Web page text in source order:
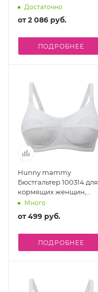
белый
Достаточно
от2 086 руб.
ПОДРОБНЕЕ
Hunny mammy
Бюстгальтер 100314 для
кормящих женщин,
размер 75-D / цвет
Много
от499 руб.
ПОДРОБНЕЕ